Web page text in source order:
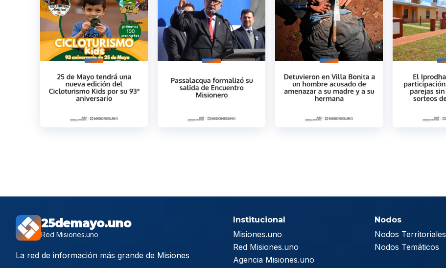
25demayo.uno
Red Misiones.uno
La red de información más grande de Misiones
Institucional
Misiones.uno
Red Misiones.uno
Agencia Misiones.uno
Nodos
Nodos Territoriales
Nodos Temáticos